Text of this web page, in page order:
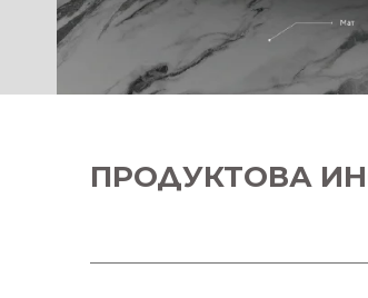
ПРОДУКТОВА